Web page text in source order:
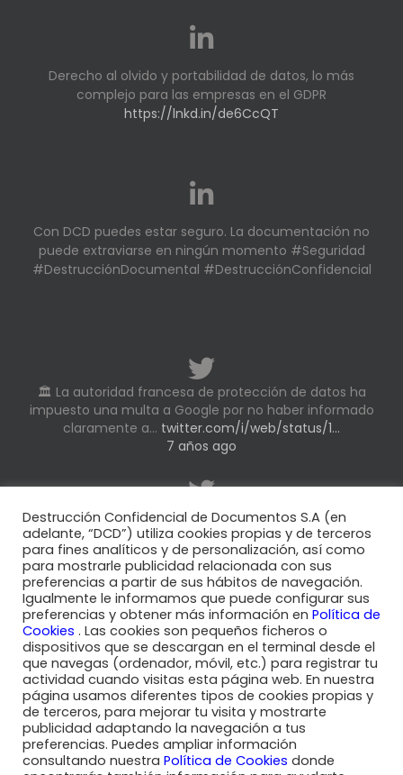
Derecho al olvido y portabilidad de datos, lo más
complejo para las empresas en el GDPR
https://lnkd.in/de6CcQT
Con DCD puedes estar seguro. La documentación no
puede extraviarse en ningún momento #Seguridad
#DestrucciónDocumental #DestrucciónConfidencial
🏛️ La autoridad francesa de protección de datos ha
impuesto una multa a Google por no haber informado
claramente a… twitter.com/i/web/status/1…
7 años ago
El#RGPDintrodujo en España la nueva figura del
Delegado de Protección de Datos y la nueva #LOPDla
ha reforzado.… twitter.com/i/web/status/1…
7 años ago
Sector Sanitario|Sector Alimentario|Sector Logístico |Sector
Legal| Sector Financiero
Sector Seguros|Sector Telecomunicaciones|Empleo temporal
|Sector Energético
Destrucción Confidencial de Documentos S.A (en
adelante, “DCD”) utiliza cookies propias y de terceros
para fines analíticos y de personalización, así como
para mostrarle publicidad relacionada con sus
preferencias a partir de sus hábitos de navegación.
Igualmente le informamos que puede configurar sus
preferencias y obtener más información en Política de
Cookies . Las cookies son pequeños ficheros o
dispositivos que se descargan en el terminal desde el
que navegas (ordenador, móvil, etc.) para registrar tu
actividad cuando visitas esta página web. En nuestra
página usamos diferentes tipos de cookies propias y
de terceros, para mejorar tu visita y mostrarte
publicidad adaptando la navegación a tus
preferencias. Puedes ampliar información
consultando nuestra Política de Cookies donde